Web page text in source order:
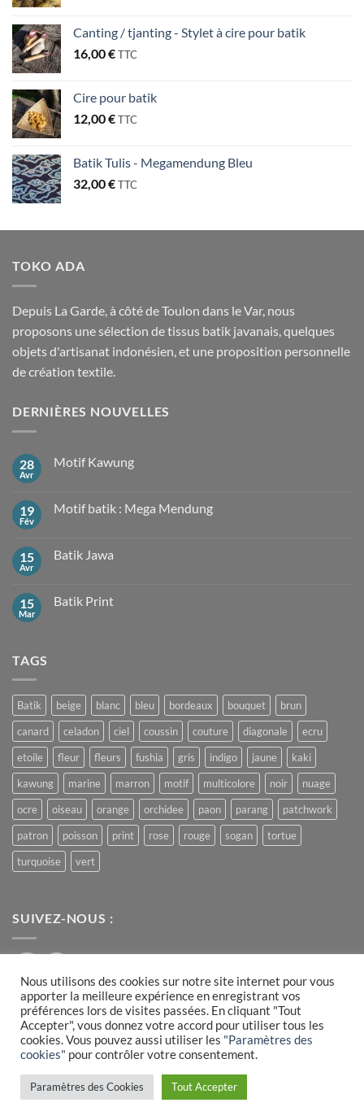
Canting / tjanting - Stylet à cire pour batik
16,00€TTC
Cire pour batik
12,00€TTC
Batik Tulis - Megamendung Bleu
32,00€TTC
TOKO ADA
Depuis La Garde, à côté de Toulon dans le Var, nous
proposons une sélection de tissus batik javanais, quelques
objets d'artisanat indonésien, et une proposition personnelle
de création textile.
DERNIÈRES NOUVELLES
28
Avr
Motif Kawung
Motif
19
Fév
Motif batik : Mega Mendung
Motif
Mendung
15
Avr
Batik Jawa
Batik
15
Mar
Batik Print
TAGS
Batik beige blanc bleu bordeaux bouquet
brun
canard
celadon ciel coussin couture diagonale
ecru
etoile
fleur fleurs fushia gris indigo jaune
kaki
kawung
marine marron motif multicolore noir
nuage
ocre
oiseau orange orchidee paon parang
patchwork
patron
poisson print rose rouge sogan
tortue
turquoise
vert
SUIVEZ-NOUS :
Visa PayPal MasterCard
MENTIONS LÉGALES
COOKIES
› réalisé parl'agence Webrush
Nous utilisons des cookies sur notre site internet pour vous
apporter la meilleure expérience en enregistrant vos
préférences lors de visites passées. En cliquant "Tout
Accepter", vous donnez votre accord pour utiliser tous les
cookies. Vous pouvez aussi utiliser les "Paramètres des
cookies" pour contrôler votre consentement.
Paramètres des Cookies Tout Accepter